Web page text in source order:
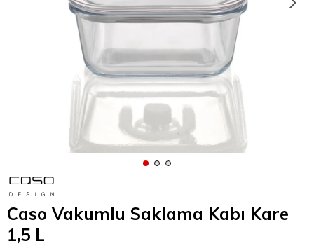
Caso Vakumlu Saklama Kabı Kare
1,5 L